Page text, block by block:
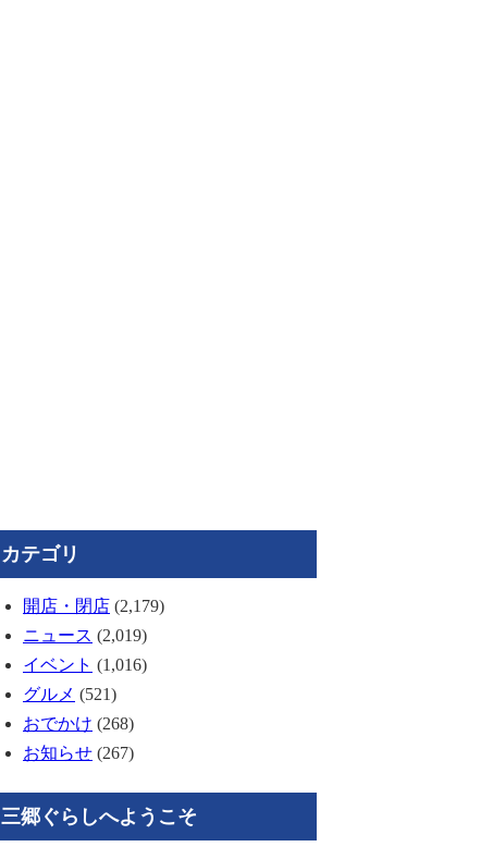
カテゴリ
開店・閉店 (2,179)
ニュース (2,019)
イベント (1,016)
グルメ (521)
おでかけ (268)
お知らせ (267)
三郷ぐらしへようこそ